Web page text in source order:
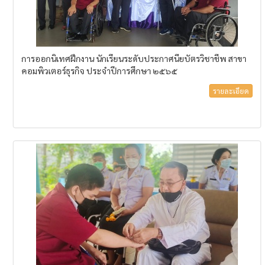
การออกนิเทศฝึกงาน นักเรียนระดับประกาศนียบัตรวิชาชีพ สาขา
คอมพิวเตอร์ธุรกิจ ประจำปีการศึกษา ๒๕๖๕
รายละเอียด